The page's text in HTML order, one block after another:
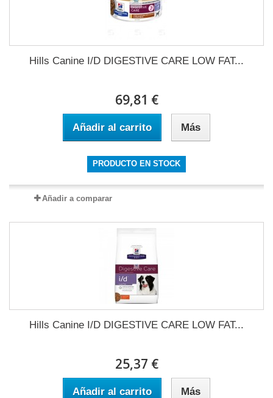
Hills Canine I/D DIGESTIVE CARE LOW FAT...
69,81 €
Añadir al carrito Más
PRODUCTO EN STOCK
Añadir a comparar
Hills Canine I/D DIGESTIVE CARE LOW FAT...
25,37 €
Añadir al carrito Más